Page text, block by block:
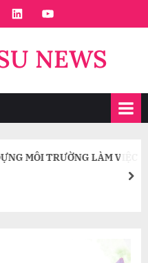
LinkedinYoutube
NEWS
MÔI TRƯỜNG LÀM VIỆC